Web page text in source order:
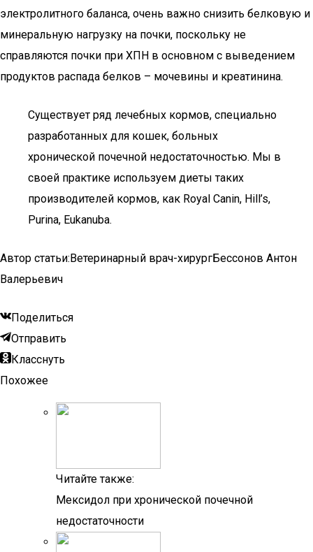
электролитного баланса, очень важно снизить белковую и
минеральную нагрузку на почки, поскольку не
справляются почки при ХПН в основном с выведением
продуктов распада белков – мочевины и креатинина.
Существует ряд лечебных кормов, специально
разработанных для кошек, больных
хронической почечной недостаточностью. Мы в
своей практике используем диеты таких
производителей кормов, как Royal Canin, Hill’s,
Purina, Eukanuba.
Автор статьи:Ветеринарный врач-хирургБессонов Антон
Валерьевич
Поделиться
Отправить
Класснуть
Похожее
Читайте также:
Мексидол при хронической почечной
недостаточности